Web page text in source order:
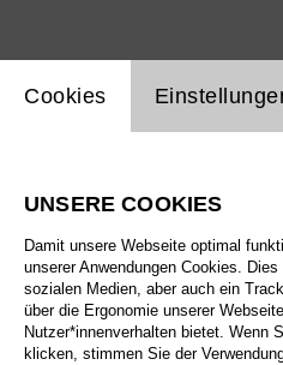
Biographie
Spielplan
Einstellung Website
Cookies
UNSERE COOKIES
Damit unsere Webseite optimal
unserer Anwendungen Cookies.
sozialen Medien, aber auch ein
über die Ergonomie unserer
Nutzer*innenverhalten bietet. Wenn
klicken, stimmen Sie der